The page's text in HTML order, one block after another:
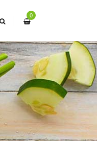
0